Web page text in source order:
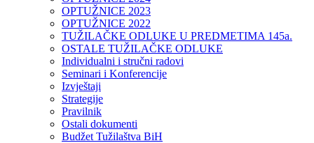
OPTUŽNICE 2023
OPTUŽNICE 2022
TUŽILAČKE ODLUKE U PREDMETIMA 145a.
OSTALE TUŽILAČKE ODLUKE
Individualni i stručni radovi
Seminari i Konferencije
Izvještaji
Strategije
Pravilnik
Ostali dokumenti
Budžet Tužilaštva BiH